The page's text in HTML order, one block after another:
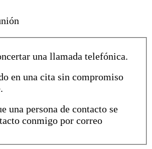
una llamada telefónica.
en una cita sin compromiso
una persona de contacto se
conmigo por correo